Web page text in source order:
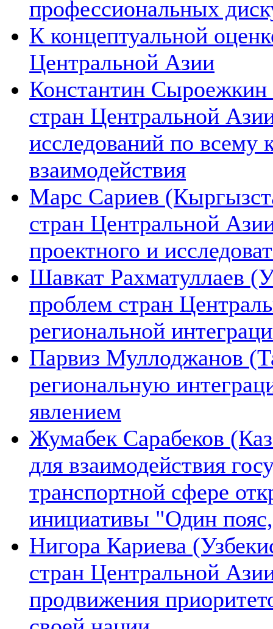
профессиональных
К концептуальной
Центральной Азии
Константин Сыроежкин
стран Центральной
исследований по всему
взаимодействия
Марс Сариев
стран Центральной
проектного и
Шавкат Рахматуллаев
проблем стран
региональной
Парвиз Муллоджанов
региональную
явлением
Жумабек Сарабеков
для взаимодействия
транспортной сфере
инициативы "Один
Нигора Кариева
стран Центральной
продвижения